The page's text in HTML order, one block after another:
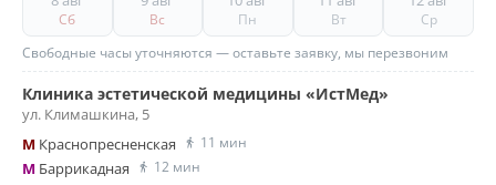
Сб Вс Пн Вт
Ср
Свободные часы уточняются — оставьте заявку, мы перезвоним
Клиника эстетической медицины «ИстМед»
ул. Климашкина, 5
M Краснопресненская 11 мин
M Баррикадная 12 мин